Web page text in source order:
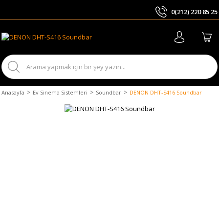
0(212) 220 85 25
Anasayfa Ev Sinema Sistemleri Soundbar DENON DHT-S416 Soundbar